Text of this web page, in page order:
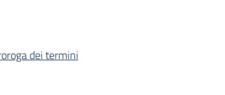
dei termini